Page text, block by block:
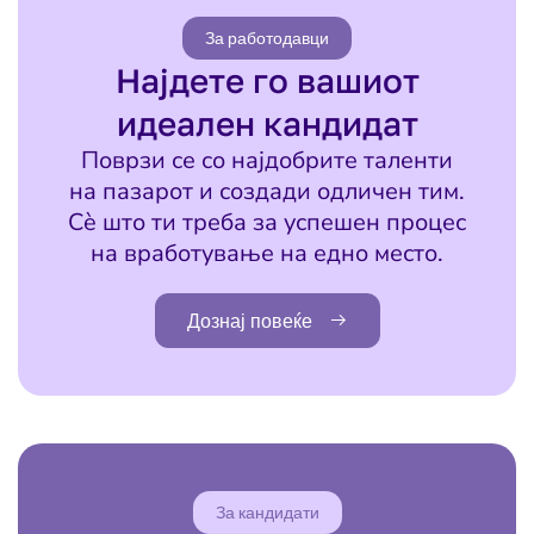
За работодавци
Најдете го вашиот
идеален кандидат
Поврзи се со најдобрите таленти
на пазарот и создади одличен тим.
Сè што ти треба за успешен процес
на вработување на едно место.
Дознај повеќе
За кандидати